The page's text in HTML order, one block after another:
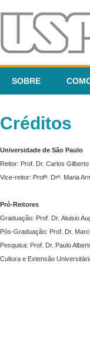
SOBRE
Créditos
Universidade de São Paulo
Reitor: Prof. Dr. Carlos
Vice-reitor: Profª. Drª. Maria
Pró-Reitores
Graduação: Prof. Dr. Aluisio
Pós-Graduação: Prof. Dr.
Pesquisa: Prof. Dr. Paulo
Cultura e Extensão